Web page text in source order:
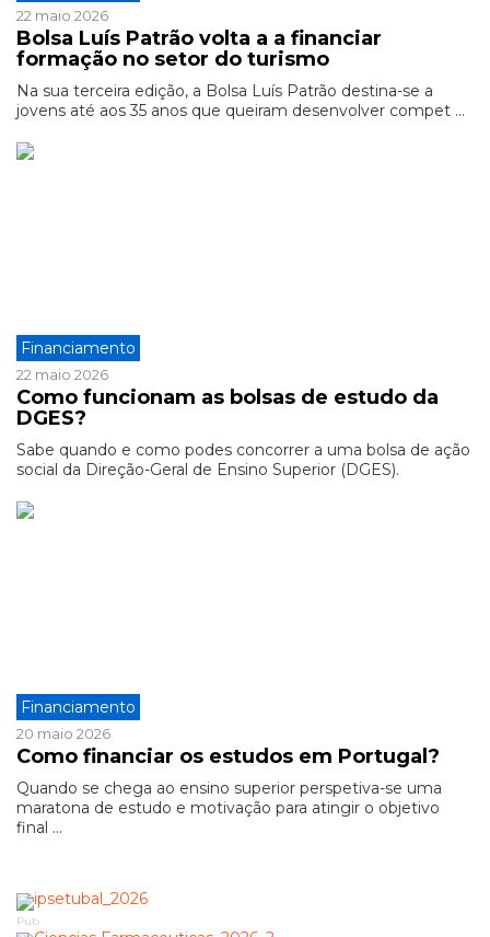
22 maio 2026
Bolsa Luís Patrão volta a a financiar
formação no setor do turismo
Na sua terceira edição, a Bolsa Luís Patrão destina-se a
jovens até aos 35 anos que queiram desenvolver compet ...
Financiamento
22 maio 2026
Como funcionam as bolsas de estudo da
DGES?
Sabe quando e como podes concorrer a uma bolsa de ação
social da Direção-Geral de Ensino Superior (DGES).
Financiamento
20 maio 2026
Como financiar os estudos em Portugal?
Quando se chega ao ensino superior perspetiva-se uma
maratona de estudo e motivação para atingir o objetivo
final ...
Pub